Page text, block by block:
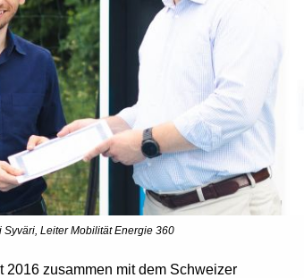
Syväri, Leiter Mobilität Energie 360
2016 zusammen mit dem Schweizer